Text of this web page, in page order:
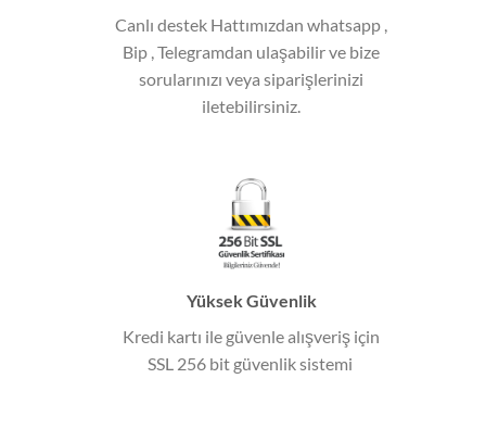
Canlı destek Hattımızdan whatsapp ,
Bip , Telegramdan ulaşabilir ve bize
sorularınızı veya siparişlerinizi
iletebilirsiniz.
Yüksek Güvenlik
Kredi kartı ile güvenle alışveriş için
SSL 256 bit güvenlik sistemi